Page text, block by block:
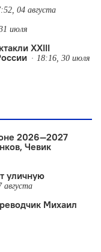
04 августа
июля
XXIII
18:16, 30 июля
2026—2027
Чевик
уличную
августа
Михаил